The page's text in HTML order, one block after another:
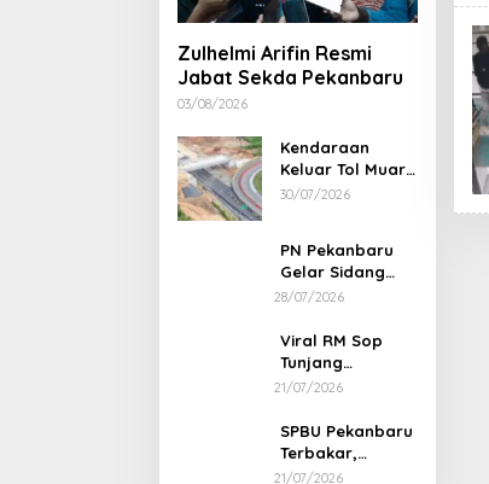
Zulhelmi Arifin Resmi
Jabat Sekda Pekanbaru
03/08/2026
Kendaraan
Keluar Tol Muara
Fajar Dialihkan
30/07/2026
PN Pekanbaru
Gelar Sidang
Putusan Perkara
Juli 2026
28/07/2026
Viral RM Sop
Tunjang
Pekanbaru
Pelanggan,
Pemilik Minta
Maaf
21/07/2026
SPBU Pekanbaru
Terbakar,
Diduga Sumber
21/07/2026